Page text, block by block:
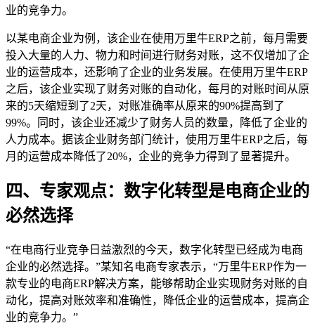
业的竞争力。
以某电商企业为例，该企业在使用万里牛ERP之前，每月需要
投入大量的人力、物力和时间进行财务对账，这不仅增加了企
业的运营成本，还影响了企业的业务发展。在使用万里牛ERP
之后，该企业实现了财务对账的自动化，每月的对账时间从原
来的5天缩短到了2天，对账准确率从原来的90%提高到了
99%。同时，该企业还减少了财务人员的数量，降低了企业的
人力成本。据该企业财务部门统计，使用万里牛ERP之后，每
月的运营成本降低了20%，企业的竞争力得到了显著提升。
四、专家观点：数字化转型是电商企业的
必然选择
“在电商行业竞争日益激烈的今天，数字化转型已经成为电商
企业的必然选择。”某知名电商专家表示，“万里牛ERP作为一
款专业的电商ERP解决方案，能够帮助企业实现财务对账的自
动化，提高对账效率和准确性，降低企业的运营成本，提高企
业的竞争力。”